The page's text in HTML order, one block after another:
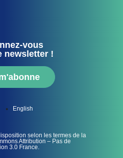
vous
newsletter !
English
selon les termes de la
Attribution – Pas de
3.0 France.